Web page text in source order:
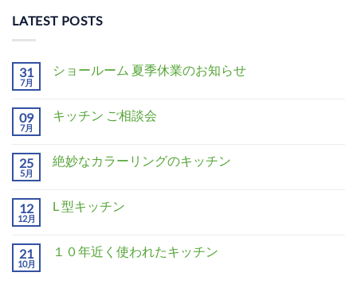
LATEST POSTS
31
7月
ショールーム 夏季休業のお知らせ
09
7月
キッチン ご相談会
25
5月
絶妙なカラーリングのキッチン
12
12月
L 型キッチン
21
10月
１０年近く使われたキッチン